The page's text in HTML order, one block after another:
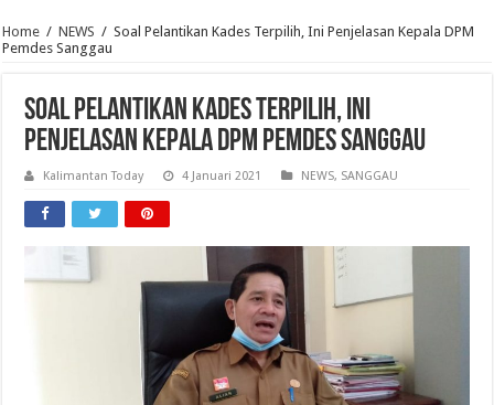
Home / NEWS / Soal Pelantikan Kades Terpilih, Ini Penjelasan Kepala DPM
Pemdes Sanggau
Soal Pelantikan Kades Terpilih, Ini
Penjelasan Kepala DPM Pemdes Sanggau
Kalimantan Today 4 Januari 2021 NEWS, SANGGAU